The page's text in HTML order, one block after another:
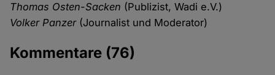
Thomas Osten-Sacken (Publizist, Wadi e.V.)
Volker Panzer(Journalist und Moderator)
Kommentare (76)